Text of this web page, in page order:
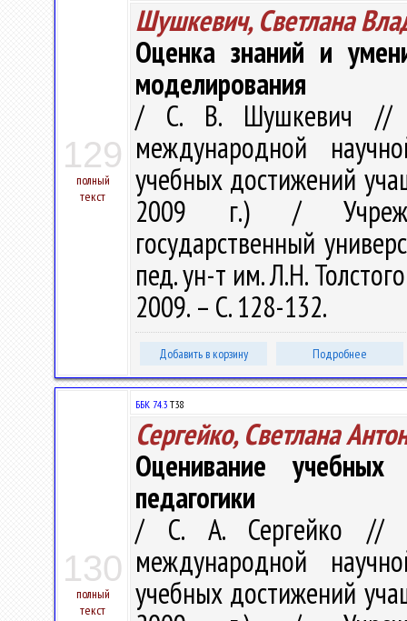
129
полный
текст
Шушкевич, Светлана
Оценка знаний и
моделирования
/ С. В. Шушкевич //
международной
учебных достижений
2009 г.) /
государственный
пед. ун-т им. Л.Н.
2009. – С. 128-132.
Добавить в корзину Подробнее
130
полный
текст
ББК 74.3 Т38
Сергейко, Светлана
Оценивание
педагогики
/ С. А. Сергейко //
международной
учебных достижений